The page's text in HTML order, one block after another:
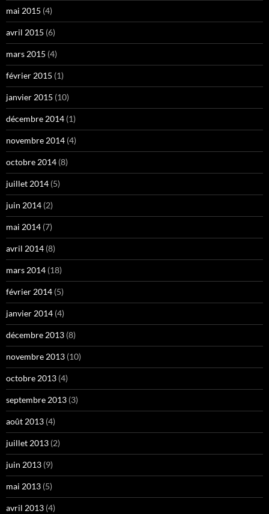
mai 2015 (4)
avril 2015 (6)
mars 2015 (4)
février 2015 (1)
janvier 2015 (10)
décembre 2014 (1)
novembre 2014 (4)
octobre 2014 (8)
juillet 2014 (5)
juin 2014 (2)
mai 2014 (7)
avril 2014 (8)
mars 2014 (18)
février 2014 (5)
janvier 2014 (4)
décembre 2013 (8)
novembre 2013 (10)
octobre 2013 (4)
septembre 2013 (3)
août 2013 (4)
juillet 2013 (2)
juin 2013 (9)
mai 2013 (5)
avril 2013 (4)